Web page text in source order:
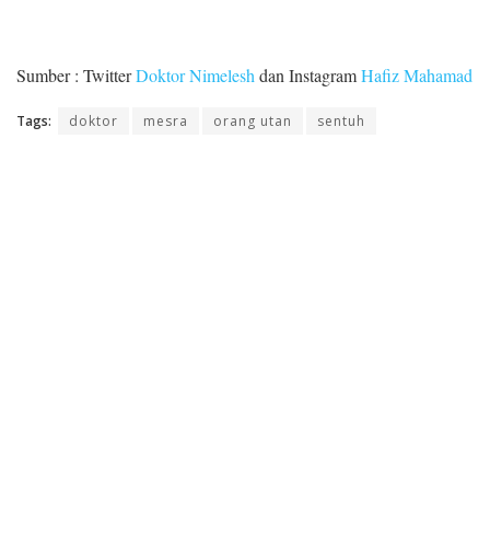
Sumber : TwitterDoktor Nimelesh dan InstagramHafiz Mahamad
Tags: doktor mesra orang utan sentuh